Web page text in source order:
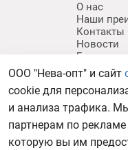
О нас
Наши
Контакты
Новости
Блог
Карьера
ПДн
ООО "Нева-опт" и сайт
cookie для
и анализа трафика.
партнерам по
которую вы им